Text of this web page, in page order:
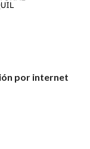
por internet